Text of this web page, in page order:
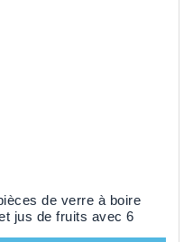
de verre à boire
jus de fruits avec 6